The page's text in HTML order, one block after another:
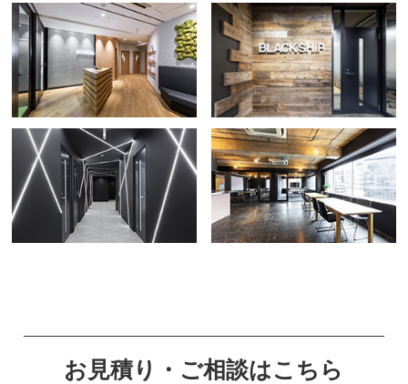
お見積り・ご相談はこちら